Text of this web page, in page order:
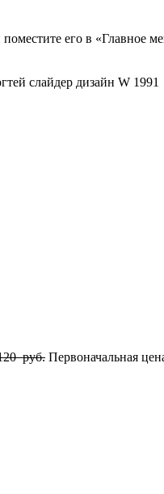
поместите его в «Главное
слайдер дизайн W 1991
руб. Первоначальная